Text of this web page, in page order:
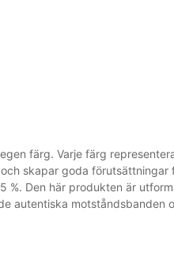
färg. Varje färg
skapar goda
%. Den här produkten är
autentiska motståndsbanden